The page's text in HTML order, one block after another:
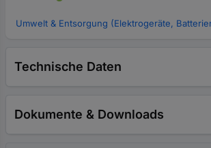
Umwelt & Entsorgung (Elektrogeräte,
Technische Daten
Dokumente & Downloads